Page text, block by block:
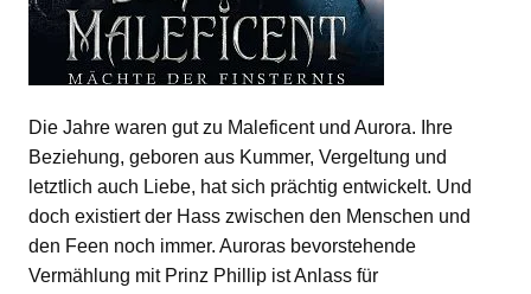
Die Jahre waren gut zu Maleficent und Aurora. Ihre
Beziehung, geboren aus Kummer, Vergeltung und
letztlich auch Liebe, hat sich prächtig entwickelt. Und
doch existiert der Hass zwischen den Menschen und
den Feen noch immer. Auroras bevorstehende
Vermählung mit Prinz Phillip ist Anlass für